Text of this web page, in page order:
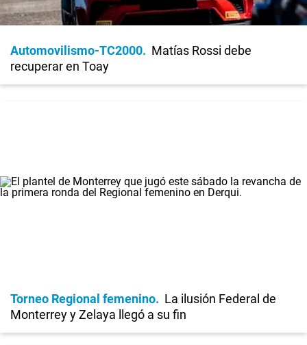
Automovilismo-TC2000
Matías Rossi debe
recuperar en Toay
Torneo Regional femenino
La ilusión Federal de
Monterrey y Zelaya llegó a su fin